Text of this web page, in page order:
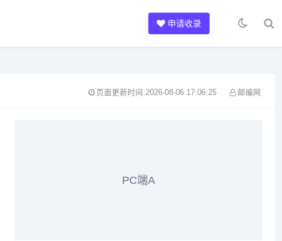
申请收录
页面更新时间:2026-08-06 17:06:25 邮编网
PC端A